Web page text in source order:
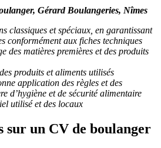
Gérard Boulangeries, Nîmes
classiques et spéciaux, en garantissant
conformément aux fiches techniques
des matières premières et des produits
produits et aliments utilisés
application des règles et des
d’hygiène et de sécurité alimentaire
utilisé et des locaux
sur un CV de boulanger